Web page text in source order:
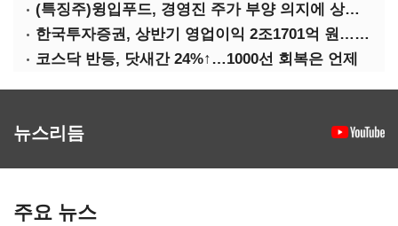
(특징주)윙입푸드, 경영진 주가 부양 의지에 상한가
한국투자증권, 상반기 영업이익 2조1701억 원… 전년비 89.1%↑
코스닥 반등, 닷새간 24%↑…1000선 회복은 언제
뉴스리듬
주요 뉴스